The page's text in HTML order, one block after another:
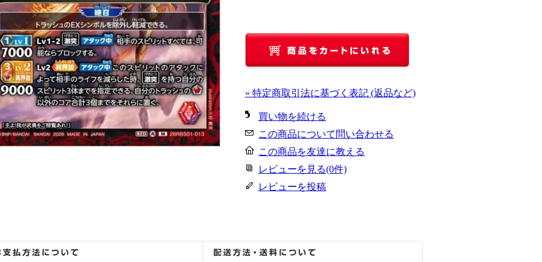
» 特定商取引法に基づく表記 (返品など)
買い物を続ける
この商品について問い合わせる
この商品を友達に教える
レビューを見る(0件)
レビューを投稿